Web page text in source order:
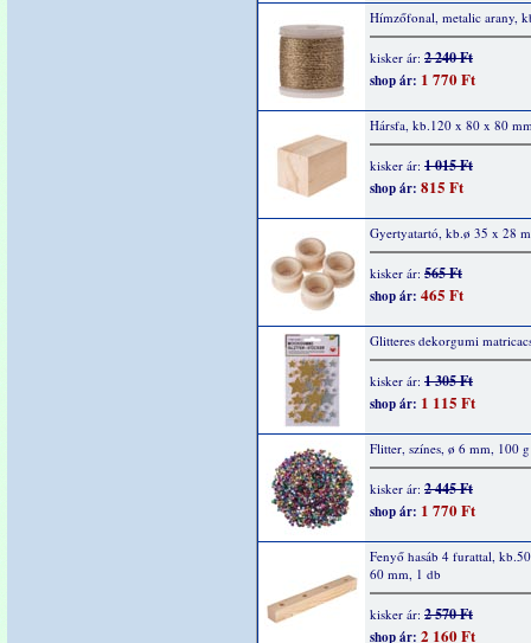
Hímzőfonal, metalic arany,
kisker ár: 2 240 Ft
shop ár: 1 770 Ft
Hársfa, kb.120 x 80 x 80
kisker ár: 1 015 Ft
shop ár: 815 Ft
Gyertyatartó, kb.ø 35 x 28
kisker ár: 565 Ft
shop ár: 465 Ft
Glitteres dekorgumi
kisker ár: 1 305 Ft
shop ár: 1 115 Ft
Flitter, színes, ø 6 mm, 100 g
kisker ár: 2 445 Ft
shop ár: 1 770 Ft
Fenyő hasáb 4 furattal,
60 mm, 1 db
kisker ár: 2 570 Ft
shop ár: 2 160 Ft